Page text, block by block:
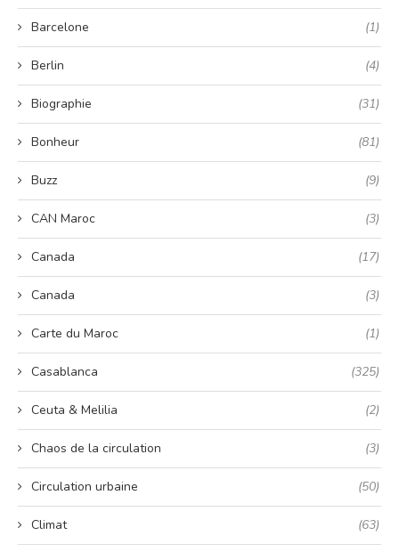
Barcelone (1)
Berlin (4)
Biographie (31)
Bonheur (81)
Buzz (9)
CAN Maroc (3)
Canada (17)
Canada (3)
Carte du Maroc (1)
Casablanca (325)
Ceuta & Melilia (2)
Chaos de la circulation (3)
Circulation urbaine (50)
Climat (63)